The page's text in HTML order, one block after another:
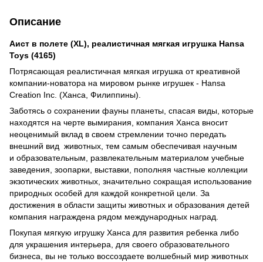
Описание
Аист в полете (XL), реалистичная мягкая игрушка Hansa
Toys (4165)
Потрясающая реалистичная мягкая игрушка от креативной
компании-новатора на мировом рынке игрушек - Hansa
Creation Inc. (Ханса, Филиппины).
Заботясь о сохранении фауны планеты, спасая виды, которые
находятся на черте вымирания, компания Ханса вносит
неоценимый вклад в своем стремлении точно передать
внешний вид животных, тем самым обеспечивая научным
и образовательным, развлекательным материалом учебные
заведения, зоопарки, выставки, пополняя частные коллекции
экзотических животных, значительно сокращая использование
природных особей для каждой конкретной цели. За
достижения в области защиты животных и образования детей
компания награждена рядом международных наград.
Покупая мягкую игрушку Ханса для развития ребенка либо
для украшения интерьера, для своего образовательного
бизнеса, вы не только воссоздаете волшебный мир животных